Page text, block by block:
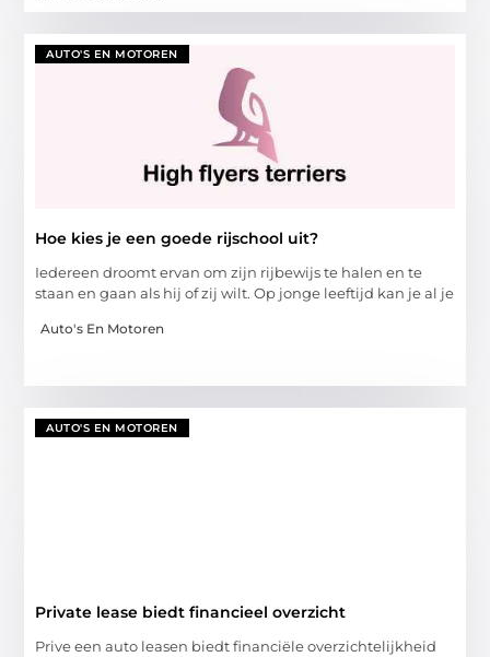
AUTO'S EN MOTOREN
Hoe kies je een goede rijschool uit?
Iedereen droomt ervan om zijn rijbewijs te halen en te
staan en gaan als hij of zij wilt. Op jonge leeftijd kan je al je
Auto's En Motoren
AUTO'S EN MOTOREN
Private lease biedt financieel overzicht
Prive een auto leasen biedt financiële overzichtelijkheid